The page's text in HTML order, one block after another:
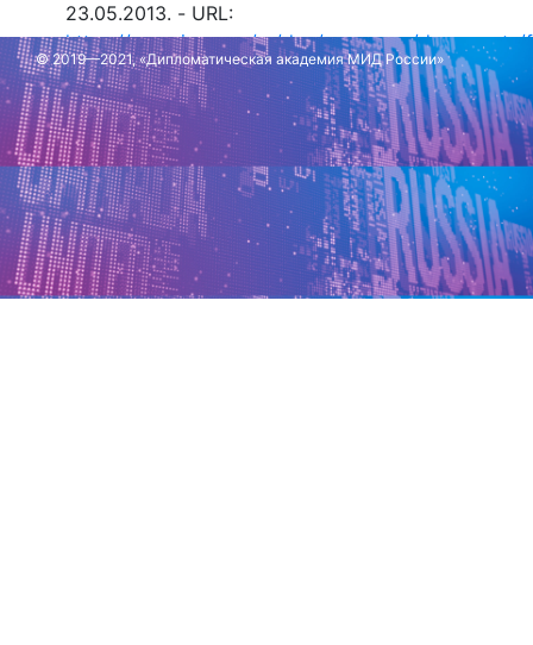
23.05.2013. - URL:
https://www.icrc.org/ru/doc/resources/
23-biography-martens.htm
Обновлено: 6 декабря 2023 г.
© 2019—2021, «Дипломатическая академия МИД России»